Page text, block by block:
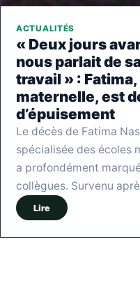
ACTUALITÉS
« Deux jours
nous parlait de
travail » :
maternelle, est
d’épuisement
Le décès de Fatima
spécialisée des écoles
a profondément
collègues. Survenu
Lire